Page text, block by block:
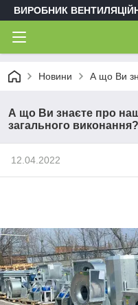
ВИРОБНИК
Новини А що Ви
А що Ви знаєте про
загального виконання?
12.04.2022